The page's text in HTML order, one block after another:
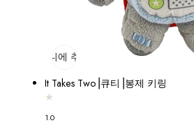
장바구니에 추가
It Takes Two⎟큐티⎟봉제 키링
1.0